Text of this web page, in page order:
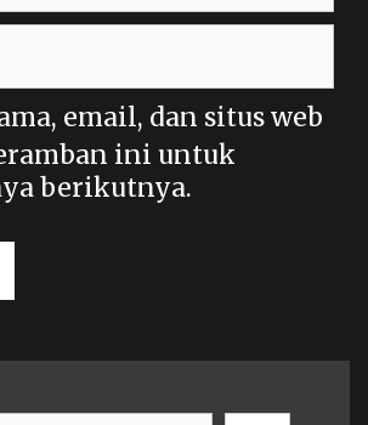
email, dan situs web
ini untuk
berikutnya.